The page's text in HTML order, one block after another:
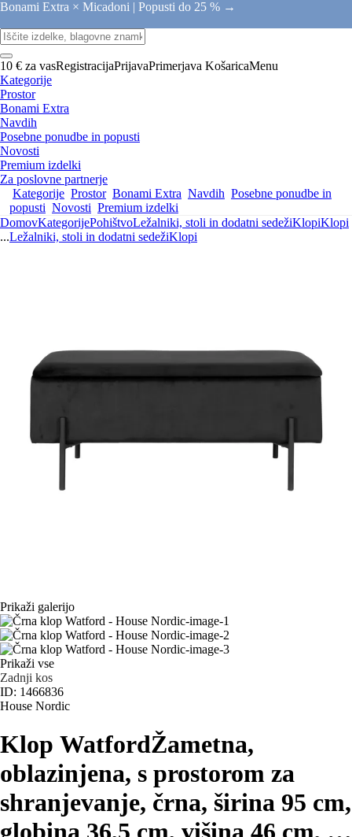
Bonami Extra × Micadoni | Popusti do 25 % →
10 € za vasRegistracijaPrijavaPrimerjava KošaricaMenu
Kategorije
Prostor
Bonami Extra
Navdih
Posebne ponudbe in popusti
Novosti
Premium izdelki
Za poslovne partnerje
Kategorije Prostor Bonami Extra Navdih Posebne ponudbe in
popusti Novosti Premium izdelki
DomovKategorijePohištvoLežalniki, stoli in dodatni sedežiKlopiKlopi
...Ležalniki, stoli in dodatni sedežiKlopi
Prikaži galerijo
Prikaži vse
Zadnji kos
ID: 1466836
House Nordic
Klop WatfordŽametna,
oblazinjena, s prostorom za
shranjevanje, črna, širina 95 cm,